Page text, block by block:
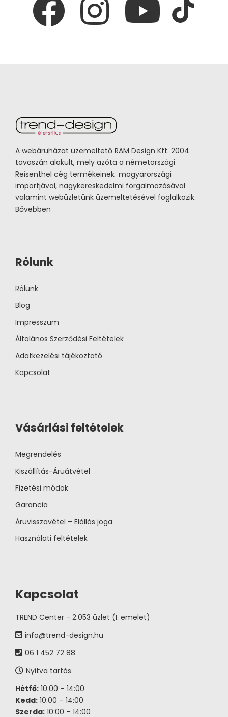
A webáruházat üzemeltető RAM Design Kft. 2004
tavaszán alakult, mely azóta a németországi
Reisenthel cég termékeinek magyarországi
importjával, nagykereskedelmi forgalmazásával
valamint webüzletünk üzemeltetésével foglalkozik.
Bővebben
Rólunk
Rólunk
Blog
Impresszum
Általános Szerződési Feltételek
Adatkezelési tájékoztató
Kapcsolat
Vásárlási feltételek
Megrendelés
Kiszállítás-Áruátvétel
Fizetési módok
Garancia
Áruvisszavétel – Elállás joga
Használati feltételek
Kapcsolat
TREND Center - 2.053 üzlet (I. emelet)
info@trend-design.hu
06 1 452 72 88
Nyitva tartás
Hétfő: 10:00 – 14:00
Kedd: 10:00 – 14:00
Szerda: 10:00 – 14:00